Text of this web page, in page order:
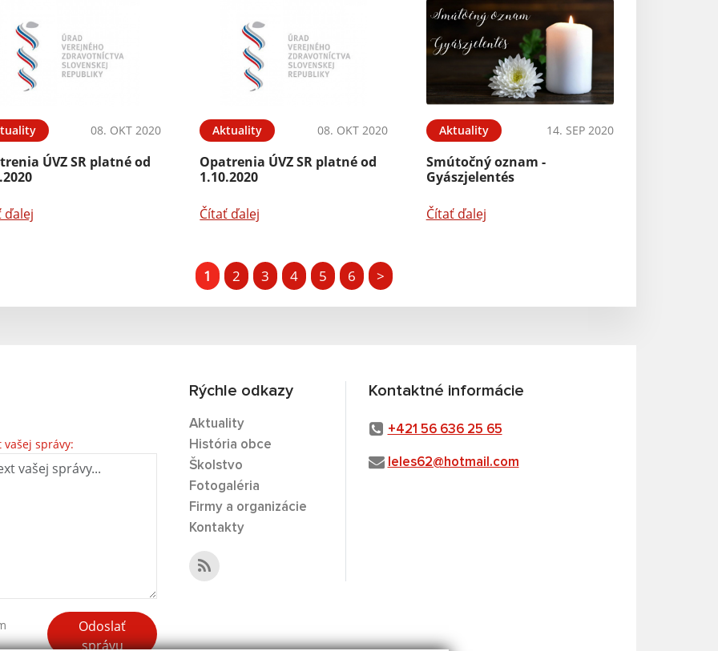
08. OKT 2020
ÚVZ SR platné od
ďalej
Aktuality 08. OKT 2020
Opatrenia ÚVZ SR platné od
1.10.2020
Čítať ďalej
Aktuality 14. SEP 2020
Smútočný oznam -
Gyászjelentés
Čítať ďalej
1 2 3 4 5 6 >
vašej správy:
Odoslať
správu
Rýchle odkazy
Aktuality
História obce
Školstvo
Fotogaléria
Firmy a organizácie
Kontakty
Kontaktné informácie
+421 56 636 25 65
leles62@hotmail.com